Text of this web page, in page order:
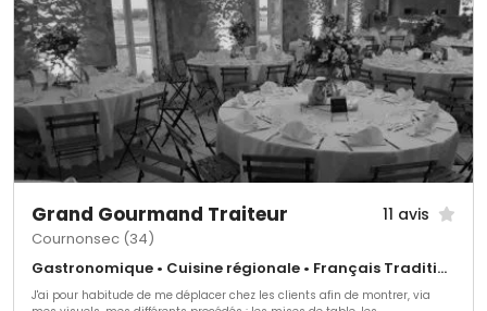
Grand Gourmand Traiteur 11 avis
Cournonsec (34)
Gastronomique • Cuisine régionale • Français Traditionnel
J'ai pour habitude de me déplacer chez les clients afin de montrer, via